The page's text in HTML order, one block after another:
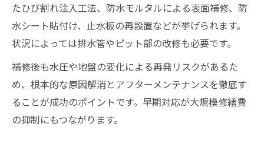
たひび割れ注入工法、防水モルタルによる表面補修、防
水シート貼付け、止水板の再設置などが挙げられます。
状況によっては排水管やピット部の改修も必要です。
補修後も水圧や地盤の変化による再発リスクがあるた
め、根本的な原因解消とアフターメンテナンスを徹底す
ることが成功のポイントです。早期対応が大規模修繕費
の抑制にもつながります。